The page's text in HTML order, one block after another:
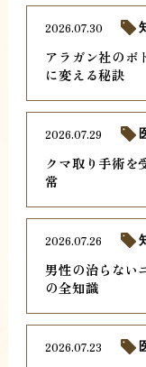
アラガン社のボ
に変える秘訣
2026.07.30
クマ取り手術を
常
2026.07.29
男性の治らない
の全知識
2026.07.26
2026.07.23